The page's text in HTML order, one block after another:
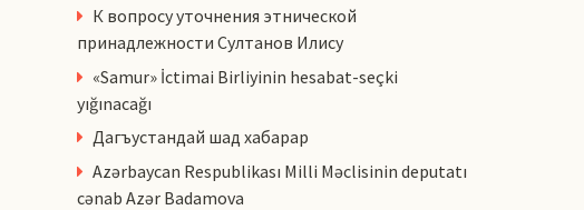
К вопросу уточнения этнической
принадлежности Султанов Илису
«Samur» İctimai Birliyinin hesabat-seçki
yığınacağı
Дагъустандай шад хабарар
Azərbaycan Respublikası Milli Məclisinin deputatı
cənab Azər Badamova